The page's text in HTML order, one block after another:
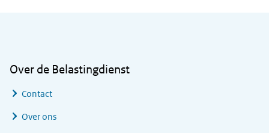
Over de Belastingdienst
Contact
Over ons